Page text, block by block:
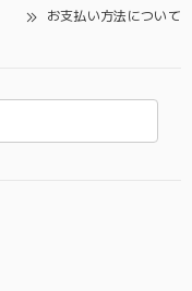
お支払い方法について